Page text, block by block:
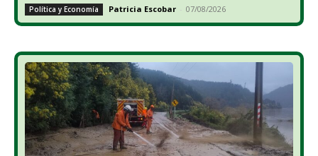
Política y Economía Patricia Escobar - 07/08/2026